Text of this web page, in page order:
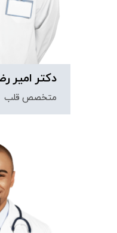
دکتر امیر
متخصص قلب